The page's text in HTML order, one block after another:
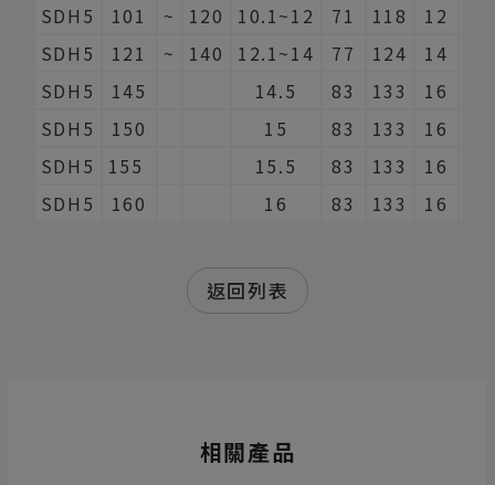
SDH5
101 ~ 120 10.1~12 71 118 12
SDH5
121 ~ 140 12.1~14 77 124 14
SDH5
145 14.5 83 133 16
SDH5
150 15 83 133 16
SDH5
155 15.5 83 133 16
SDH5
160 16 83 133 16
返回列表
相關產品